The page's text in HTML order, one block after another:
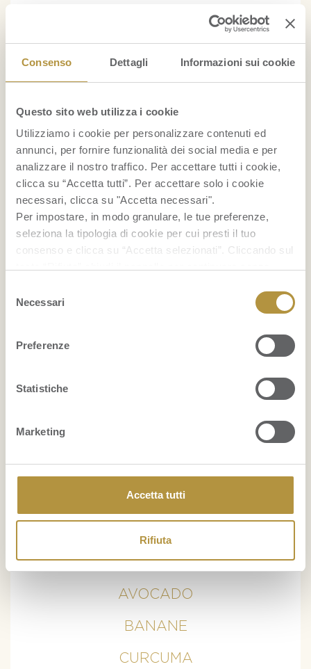
Consenso Dettagli Informazioni sui cookie
Questo sito web utilizza i cookie
Utilizziamo i cookie per personalizzare contenuti ed
annunci, per fornire funzionalità dei social media e per
analizzare il nostro traffico. Per accettare tutti i cookie,
clicca su “Accetta tutti”. Per accettare solo i cookie
necessari, clicca su "Accetta necessari".
Per impostare, in modo granulare, le tue preferenze,
seleziona la tipologia di cookie per cui presti il tuo
consenso e clicca su “Accetta selezionati”. Cliccando sul
Se vuoi saperne di più clicca
per accedere alla
delNecessari
Preferenze
Statistiche
Marketing
Accetta tutti
Rifiuta
Indice glicemico della frutta
Foglie di banano
BELLEZZA
Il mangostano: un ottimo alleato delle donne
nella lotta contro la cellulite
Maschera per capelli con avocado e olio di cocco:
nutrimento e idratazione
Grattachecca: cos’è e come si prepara
Bruschette estive: 12 idee con la frutta
...
VISUALIZZA PER PRODOTTO
ARANCE
AVOCADO
BANANE
CURCUMA